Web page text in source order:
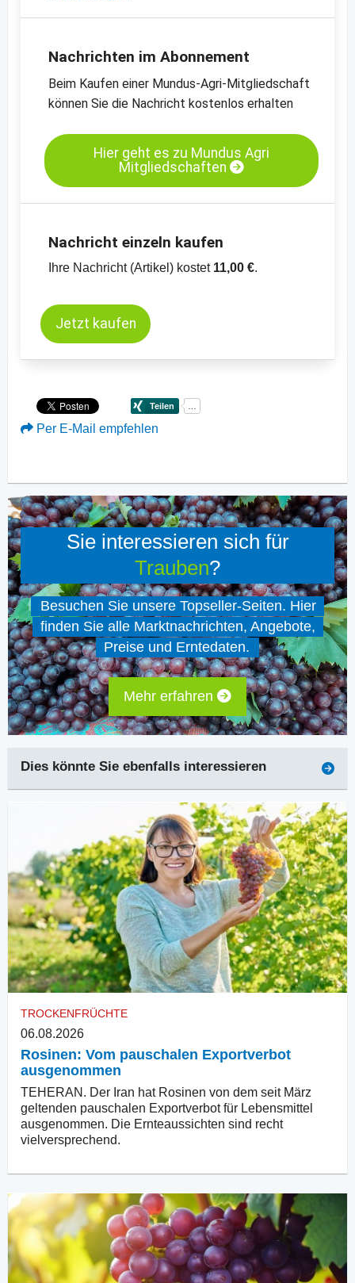
Türkei
Türkei
-weitere Preischarts
Der AUDITOR - Lebensmittelrohstoff-
Almanach 2021
Nachrichten im Abonnement
Beim Kaufen einer Mundus-Agri-Mitgliedschaft
können Sie die Nachricht kostenlos erhalten
Hier geht es zu Mundus Agri
Mitgliedschaften
Nachricht einzeln kaufen
Ihre Nachricht (Artikel) kostet 11,00 €.
Jetzt kaufen
Per E-Mail empfehlen
Sie interessieren sich für
Trauben?
Besuchen Sie unsere Topseller-Seiten. Hier
finden Sie alle Marktnachrichten, Angebote,
Preise und Erntedaten.
Mehr erfahren
Dies könnte Sie ebenfalls interessieren
TROCKENFRÜCHTE
06.08.2026
Rosinen: Vom pauschalen Exportverbot
ausgenommen
TEHERAN. Der Iran hat Rosinen von dem seit März
geltenden pauschalen Exportverbot für Lebensmittel
ausgenommen. Die Ernteaussichten sind recht
vielversprechend.